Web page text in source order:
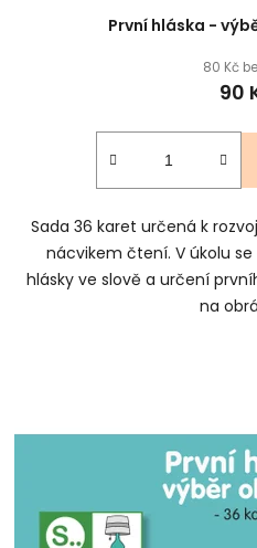
První hláska -
80 Kč
90
Sada 36 karet určená k
nácvikem čtení. V úkolu
hlásky ve slově a určení
na